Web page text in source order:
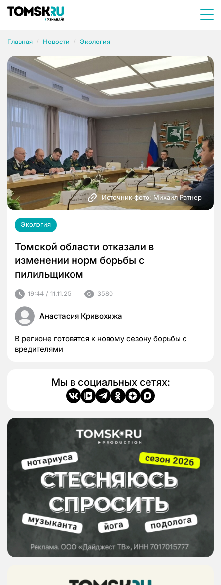
Главная Новости Экология
Источник фото: Михаил Ратнер
Экология
Томской области отказали в
изменении норм борьбы с
пилильщиком
19:44 / 11.11.25 3580
Анастасия Кривохижа
В регионе готовятся к новому сезону борьбы с
вредителями
Мы в социальных сетях: